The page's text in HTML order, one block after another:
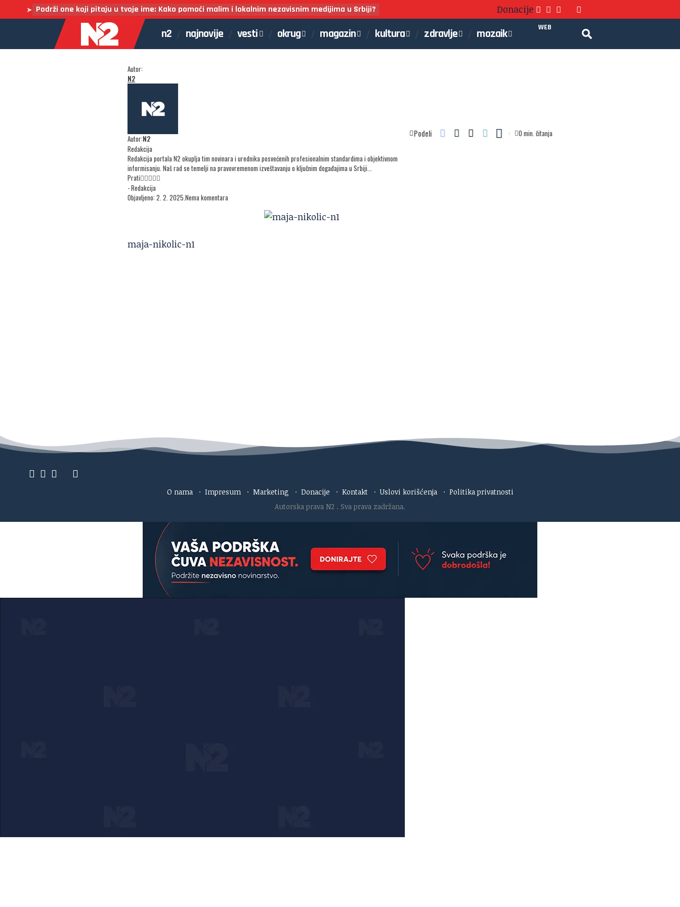
➤ Podrži one koji pitaju u tvoje ime: Kako pomoći malim i lokalnim nezavisnim medijima u Srbiji? Donacije
n2 najnovije vesti okrug magazin kultura zdravlje mozaik WEB
Autor:
N2
Autor:N2
Redakcija
Redakcija portala N2 okuplja tim novinara i urednika posvećenih profesionalnim standardima i objektivnom
informisanju. Naš rad se temelji na pravovremenom izveštavanju o ključnim događajima u Srbiji...
Prati
- Redakcija
Objavljeno: 2. 2. 2025.Nema komentara
Podeli 0 min. čitanja
maja-nikolic-n1
O nama · Impresum · Marketing · Donacije · Kontakt · Uslovi korišćenja · Politika privatnosti
Autorska prava N2 . Sva prava zadržana.